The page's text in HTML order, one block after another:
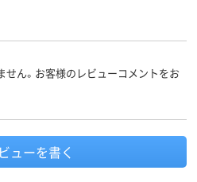
ん。お客様のレビューコメントをお
ューを書く